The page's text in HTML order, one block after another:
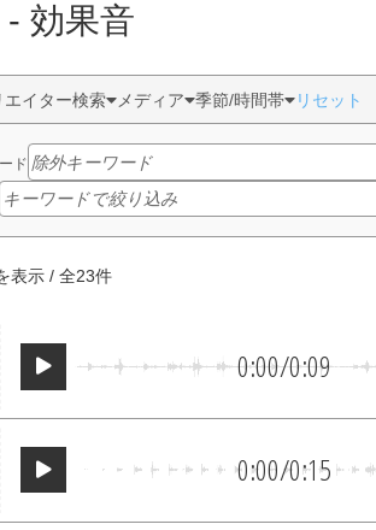
効果音
エイター検索 メディア 季節/時間帯 リセット
ド
表示 / 全23件
0:00/0:09
0:00/0:15